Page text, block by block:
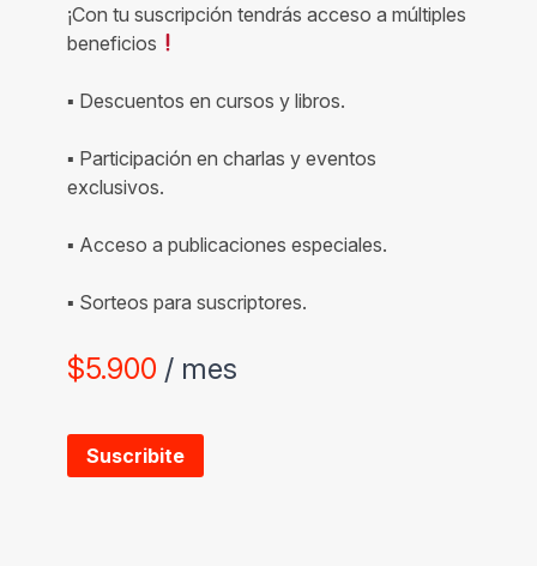
¡Con tu suscripción tendrás acceso a múltiples
beneficios
▪ Descuentos en cursos y libros.
▪ Participación en charlas y eventos
exclusivos.
▪ Acceso a publicaciones especiales.
▪ Sorteos para suscriptores.
$5.900 / mes
Suscribite